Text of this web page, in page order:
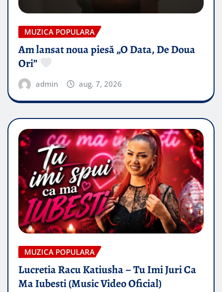
MUZICA POPULARA
Am lansat noua piesă „O Data, De Doua
Ori”
admin aug. 7, 2026
MUZICA POPULARA
Lucretia Racu Katiusha – Tu Imi Juri Ca
Ma Iubesti (Music Video Oficial)